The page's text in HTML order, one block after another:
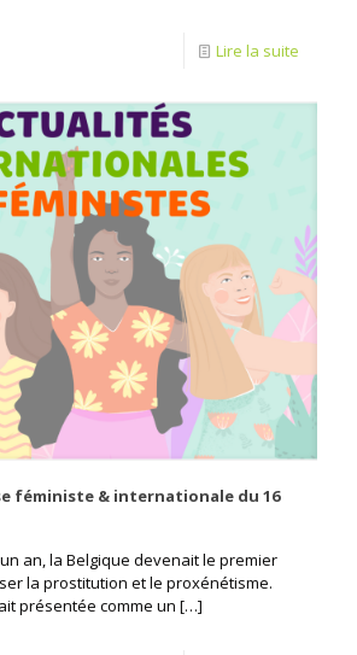
Lire la suite
féministe & internationale du 16
an, la Belgique devenait le premier
la prostitution et le proxénétisme.
présentée comme un […]